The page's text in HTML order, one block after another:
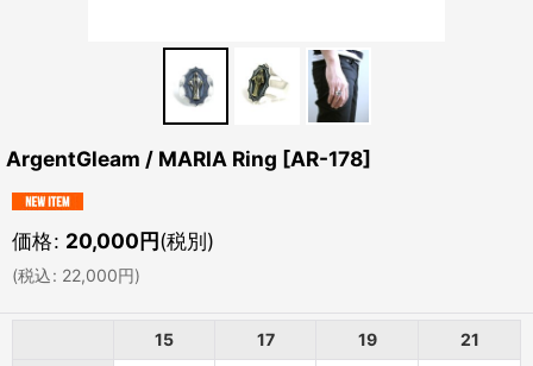
ArgentGleam / MARIA Ring [AR-178]
価格: 20,000円(税別)
(税込: 22,000円)
15 17 19
21